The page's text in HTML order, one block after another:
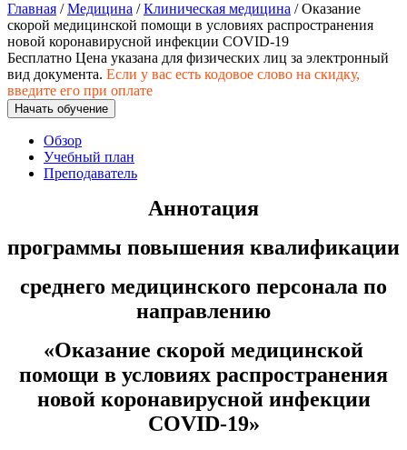
Главная /Медицина /Клиническая медицина / Оказание
скорой медицинской помощи в условиях распространения
новой коронавирусной инфекции COVID-19
Бесплатно Цена указана для физических лиц за электронный
вид документа. Если у вас есть кодовое слово на скидку,
введите его при оплате
Начать обучение
Обзор
Учебный план
Преподаватель
Аннотация
программы повышения квалификации
среднего медицинского персонала по
направлению
«Оказание скорой медицинской
помощи в условиях распространения
новой коронавирусной инфекции
COVID-19»